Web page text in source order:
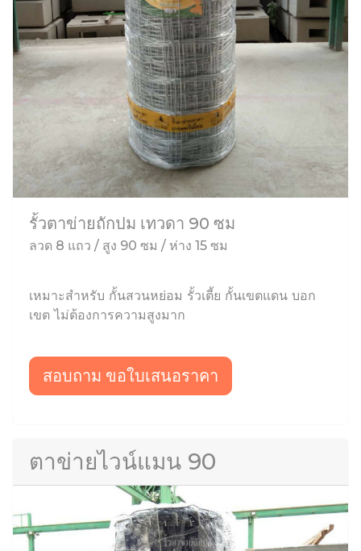
รั้วตาข่ายถักปม เทวดา 90 ซม
ลวด 8 แถว / สูง 90 ซม / ห่าง 15 ซม
เหมาะสำหรับ กั้นสวนหย่อม รั้วเตี้ย กั้นเขตแดน บอก
เขต ไม่ต้องการความสูงมาก
สอบถาม ขอใบเสนอราคา
ตาข่ายไวน์แมน 90